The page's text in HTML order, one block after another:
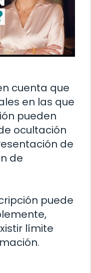
cuenta que
en las que
pueden
ocultación
de
de
puede
límite